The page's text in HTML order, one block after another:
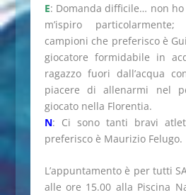
E: Domanda difficile… non
m’ispiro
campioni che preferisco è
giocatore formidabile in
ragazzo fuori dall’acqua
piacere di allenarmi nel
giocato nella Florentia.
N: Ci sono tanti bravi
preferisco è Maurizio Felugo.
L’appuntamento è per tutti
alle ore 15.00 alla Piscina